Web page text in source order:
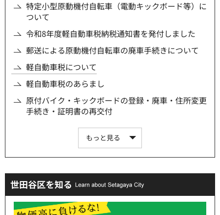
特定小型原動機付自転車（電動キックボード等）に
ついて
令和8年度軽自動車税納税通知書を発付しました
郵送による原動機付自転車の廃車手続きについて
軽自動車税について
軽自動車税のあらまし
原付バイク・キックボードの登録・廃車・住所変更
手続き・証明書の再交付
もっと見る
世田谷区を知る